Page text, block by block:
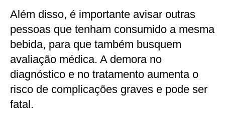
Além disso, é importante avisar outras
pessoas que tenham consumido a mesma
bebida, para que também busquem
avaliação médica. A demora no
diagnóstico e no tratamento aumenta o
risco de complicações graves e pode ser
fatal.